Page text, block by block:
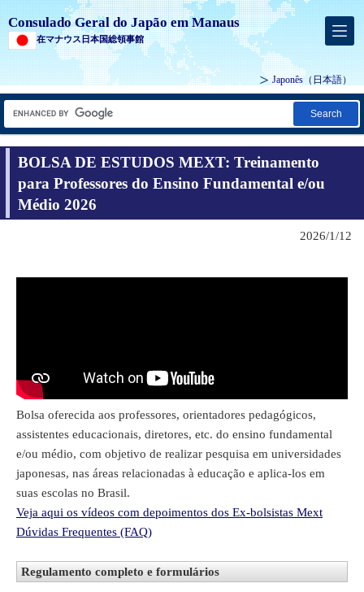
Consulado Geral do Japão em Manaus
在マナウス日本国総領事館
Japonês （日本語）
Search
BOLSA DE ESTUDOS MEXT: Treinamento
para Professores do Ensino Fundamental e/ou
Médio 2026
2026/1/12
Bolsa oferecida aos professores, orientadores pedagógicos,
assistentes educacionais, diretores, etc. do ensino fundamental
e/ou médio, com objetivo de realizar pesquisa em universidades
japonesas, nas áreas relacionadas à educação e aplica-los em
suas escolas no Brasil.
Veja aqui os vídeos com depoimentos dos Ex-bolsistas Mext
Dúvidas Frequentes (FAQ)
Regulamento completo e formulários